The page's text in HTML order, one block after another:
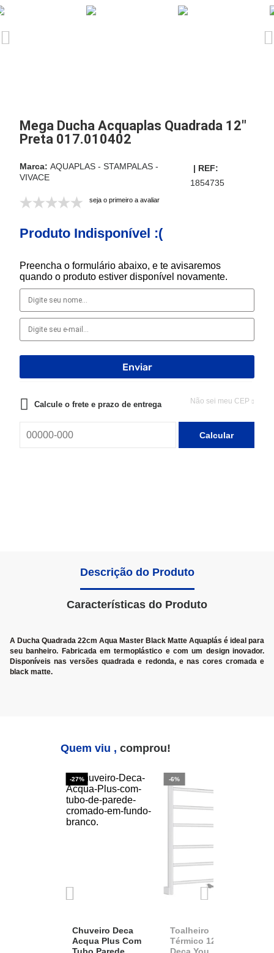
Mega Ducha Acquaplas Quadrada 12"
Preta 017.010402
AQUAPLAS - STAMPALAS -
VIVACE
1854735
seja o primeiro a avaliar
Produto Indisponível :(
Preencha o formulário abaixo, e te avisaremos
quando o produto estiver disponível novamente.
Calcule o frete e prazo de entrega Não sei meu CEP
Calcular
Descrição do Produto
Características do Produto
A Ducha Quadrada 22cm Aqua Master Black Matte Aquaplás é ideal para
seu banheiro. Fabricada em termoplástico e com um design inovador.
Disponíveis nas versões quadrada e redonda, e nas cores cromada e
black matte.
Quem viu , comprou!
-27%
Chuveiro Deca
Acqua Plus Com
-6%
Toalheiro
Térmico 127v